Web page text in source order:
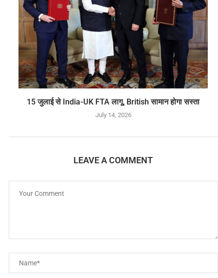
15 जुलाई से India-UK FTA लागू, British सामान होगा सस्ता
July 14, 2026
LEAVE A COMMENT